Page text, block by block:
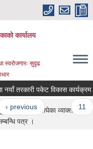
कार्यालय
स्वरोजगारः सुदृढ
पकेट विकास कार्यक्रम
… 11
४० बर्ष नाघेका व्याक्तीकाे
पत्र ।